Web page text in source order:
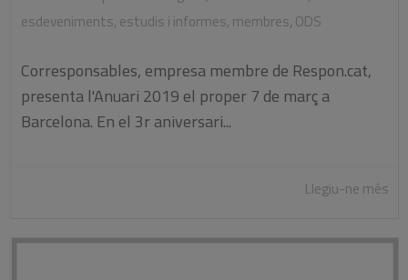
esdeveniments, estudis i informes, membres, ODS
Corresponsables, empresa membre de Respon.cat,
presenta l'Anuari 2019 el proper 7 de març a
Barcelona. En el 3r aniversari...
Llegiu-ne més